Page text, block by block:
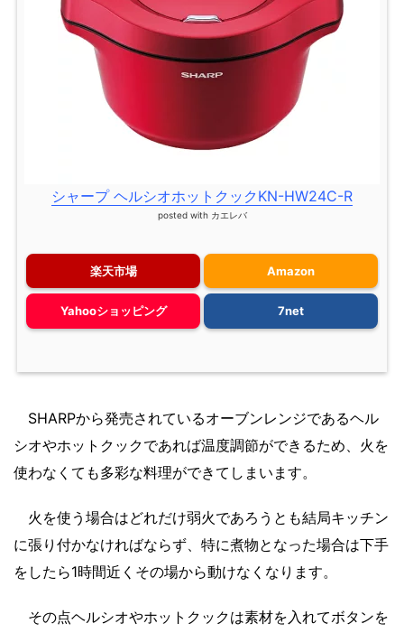
シャープ ヘルシオホットクックKN-HW24C-R
posted with カエレバ
楽天市場 Amazon
Yahooショッピング 7net
SHARPから発売されているオーブンレンジであるヘル
シオやホットクックであれば温度調節ができるため、火を
使わなくても多彩な料理ができてしまいます。
火を使う場合はどれだけ弱火であろうとも結局キッチン
に張り付かなければならず、特に煮物となった場合は下手
をしたら1時間近くその場から動けなくなります。
その点ヘルシオやホットクックは素材を入れてボタンを